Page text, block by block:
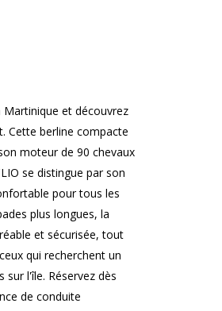
Martinique et découvrez
Cette berline compacte
moteur de 90 chevaux
se distingue par son
pour tous les
plus longues, la
et sécurisée, tout
qui recherchent un
l'île. Réservez dès
de conduite